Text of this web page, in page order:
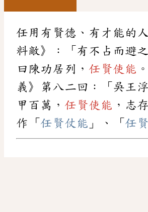
任用有賢德、有才能的
料敵》：「有不占而避
曰陳功居列， 任賢使能
義》第八二回：「吳王
甲百萬， 任賢使能 ，志
作「 任賢仗能 」、「 任